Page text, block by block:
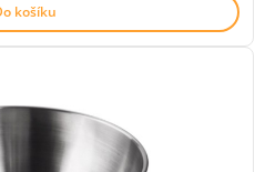
košíku